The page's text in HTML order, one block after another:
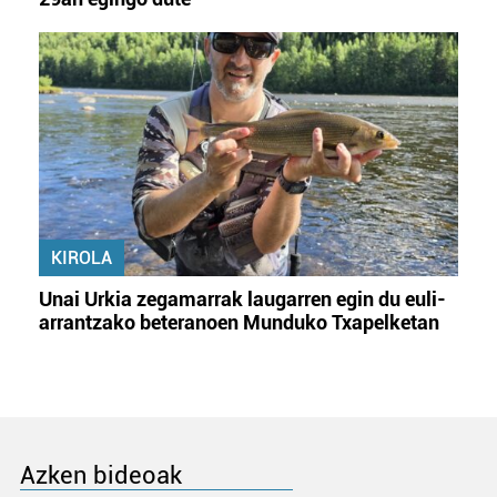
KIROLA
Unai Urkia zegamarrak laugarren egin du euli-
arrantzako beteranoen Munduko Txapelketan
Azken bideoak